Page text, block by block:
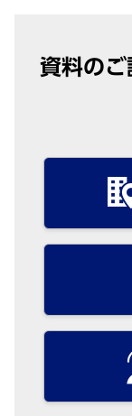
資料のご